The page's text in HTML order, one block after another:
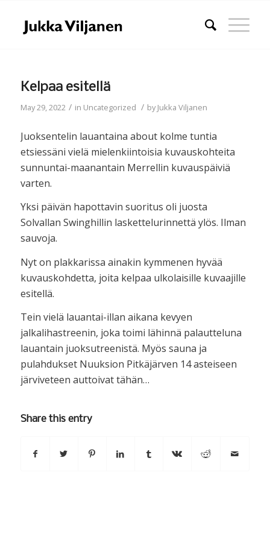
Kelpaa esitellä
May 29, 2022 / in Uncategorized / byJukka Viljanen
Juoksentelin lauantaina about kolme tuntia
etsiessäni vielä mielenkiintoisia kuvauskohteita
sunnuntai-maanantain Merrellin kuvauspäiviä
varten.
Yksi päivän hapottavin suoritus oli juosta
Solvallan Swinghillin laskettelurinnettä ylös. Ilman
sauvoja.
Nyt on plakkarissa ainakin kymmenen hyvää
kuvauskohdetta, joita kelpaa ulkolaisille kuvaajille
esitellä.
Tein vielä lauantai-illan aikana kevyen
jalkalihastreenin, joka toimi lähinnä palautteluna
lauantain juoksutreenistä. Myös sauna ja
pulahdukset Nuuksion Pitkäjärven 14 asteiseen
järviveteen auttoivat tähän…
Share this entry